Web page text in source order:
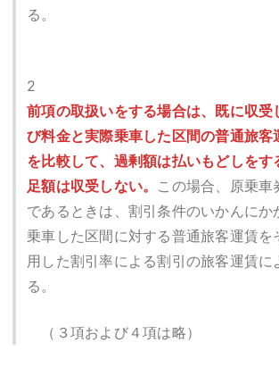
る。
2
前項の取扱いをする場合は、既に収受
び料金と実際乗車した区間の普通旅客
を比較して、過剰額は払いもどしをす
足額は収受しない。 この場合、原乗車
であるときは、割引条件のいかんにか
乗車した区間に対する普通旅客運賃を
用した割引率による割引の旅客運賃に
る。
（３項および４項は略）